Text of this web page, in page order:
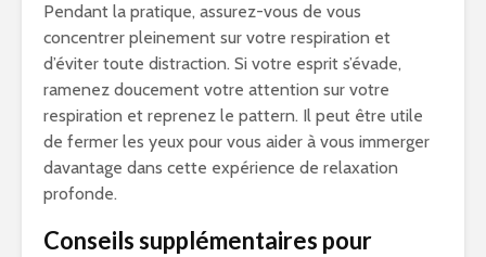
Pendant la pratique, assurez-vous de vous
concentrer pleinement sur votre respiration et
d’éviter toute distraction. Si votre esprit s’évade,
ramenez doucement votre attention sur votre
respiration et reprenez le pattern. Il peut être utile
de fermer les yeux pour vous aider à vous immerger
davantage dans cette expérience de relaxation
profonde.
Conseils supplémentaires pour